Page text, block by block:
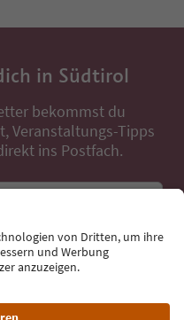
in Südtirol
bekommst du
Veranstaltungs-Tipps
ins Postfach.